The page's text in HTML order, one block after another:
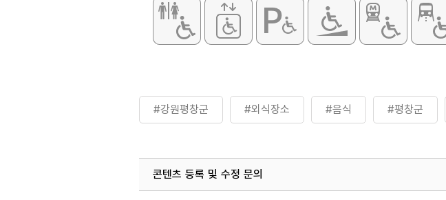
#강원평창군 #외식장소 #음식 #평창군
콘텐츠 등록 및 수정 문의